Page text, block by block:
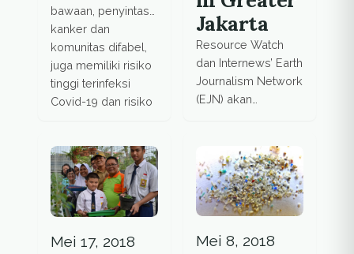
bawaan, penyintas
kanker dan
komunitas difabel,
juga memiliki risiko
tinggi terinfeksi
Covid-19 dan risiko
mengeluarkan
rencana yang
terukur untuk
memastikan
kesehatan bagi
Jakarta
Resource Watch
dan Internews’ Earth
Journalism Network
(EJN) akan
untuk jurnalis
tentang penemuan,
penggunaan dan
visualisasi data
pelaporan
Mei 17, 2018 Mei 8, 2018